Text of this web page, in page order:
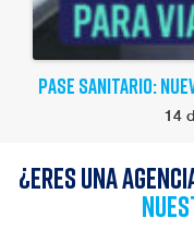
PASE SANITARIO:
14
¿Eres una